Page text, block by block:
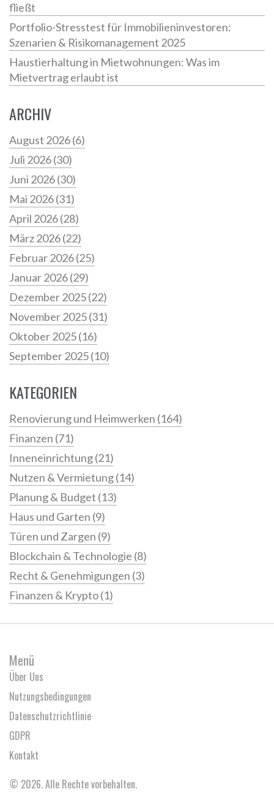
fließt
Portfolio-Stresstest für Immobilieninvestoren:
Szenarien & Risikomanagement 2025
Haustierhaltung in Mietwohnungen: Was im
Mietvertrag erlaubt ist
ARCHIV
August 2026(6)
Juli 2026(30)
Juni 2026(30)
Mai 2026(31)
April 2026(28)
März 2026(22)
Februar 2026(25)
Januar 2026(29)
Dezember 2025(22)
November 2025(31)
Oktober 2025(16)
September 2025(10)
KATEGORIEN
Renovierung und Heimwerken (164)
Finanzen (71)
Inneneinrichtung(21)
Nutzen & Vermietung(14)
Planung & Budget (13)
Haus und Garten (9)
Türen und Zargen (9)
Blockchain & Technologie (8)
Recht & Genehmigungen (3)
Finanzen & Krypto(1)
Menü
Über Uns
Nutzungsbedingungen
Datenschutzrichtlinie
GDPR
Kontakt
© 2026. Alle Rechte vorbehalten.